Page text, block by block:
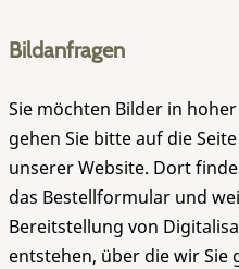
Bildanfragen
Sie möchten Bilder in
gehen Sie bitte auf die Seite
unserer Website. Dort
das Bestellformular und
Bereitstellung von
entstehen, über die wir